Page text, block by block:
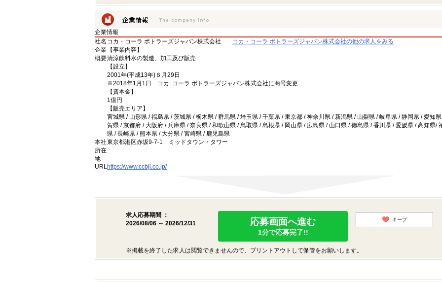
企業情報
社名 コカ・コーラ ボトラーズジャパン株式会社
コカ・コーラ ボトラーズジャパン株式会社の他の求人をみる
企業
概要
【事業内容】
清涼飲料水の製造、加工及び販売
【設立】
2001年(平成13年)６月29日
※2018年1月1日 コカ･コーラ ボトラーズジャパン株式会社に商号変更
【資本金】
1億円
【販売エリア】
宮城県 / 山形県 / 福島県 / 茨城県 / 栃木県 / 群馬県 / 埼玉県 / 千葉県 / 東京都 / 神奈川県 / 新潟県 / 山梨県 / 岐阜県 / 静岡県 / 愛知
賀県 / 京都府 / 大阪府 / 兵庫県 / 奈良県 / 和歌山県 / 鳥取県 / 島根県 / 岡山県 / 広島県 / 山口県 / 徳島県 / 香川県 / 愛媛県 / 高知県/
県 / 長崎県 / 熊本県 / 大分県 / 宮崎県 / 鹿児島県
本社
所在
地
東京都港区赤坂9-7-1 ミッドタウン・タワー
URLhttps://www.ccbji.co.jp/
求人応募期間 ：
2026/08/06 ～ 2026/12/31
応募画面へ進む
1分で応募完了!!
キープ
※掲載を終了した求人は閲覧できませんので、プリントアウトして保管をお願いします。